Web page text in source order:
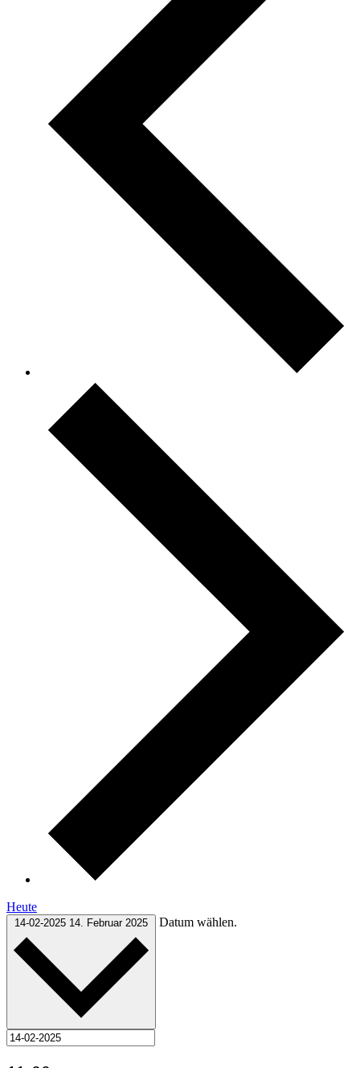
Heute
14-02-2025 14. Februar 2025 Datum wählen.